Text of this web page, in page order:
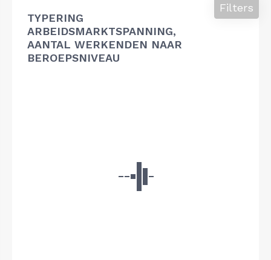
TYPERING
ARBEIDSMARKTSPANNING,
AANTAL WERKENDEN NAAR
BEROEPSNIVEAU
Filters